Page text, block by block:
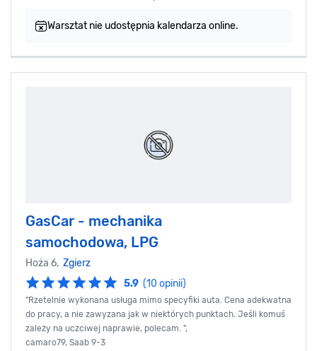
Warsztat nie udostępnia kalendarza online.
GasCar - mechanika
samochodowa, LPG
Hoża 6, Zgierz
5.9 (10 opinii)
"Rzetelnie wykonana usługa mimo specyfiki auta. Cena adekwatna
do pracy, a nie zawyzana jak w niektórych punktach. Jeśli komuś
zależy na uczciwej naprawie, polecam. ",
camaro79, Saab 9-3